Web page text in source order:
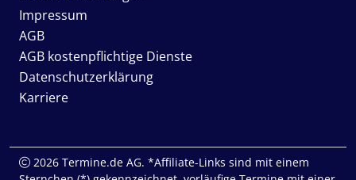
Impressum
AGB
AGB kostenpflichtige Dienste
Datenschutzerklärung
Karriere
2026 Termine.de AG. *Affiliate-Links sind mit einem